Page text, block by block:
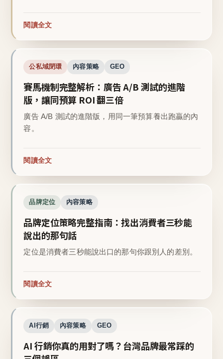
閱讀全文
公私域閉環 內容策略 GEO
賽馬機制完整解析：廣告 A/B 測試的進階
版，讓同預算 ROI 翻三倍
廣告 A/B 測試的進階版，用同一筆預算養出跑贏的內
容。
閱讀全文
品牌定位 內容策略
品牌定位策略完整指南：找出消費者三秒能
說出的那句話
定位是消費者三秒能說出口的那句你跟別人的差別。
閱讀全文
AI行銷 內容策略 GEO
AI 行銷你真的用對了嗎？台灣品牌最常踩的